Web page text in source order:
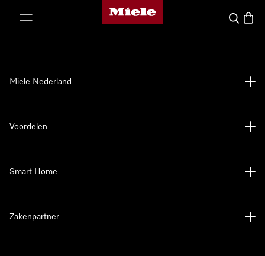
Homepage van Miele
Wat zoek
Miele Nederland
Voordelen
Smart Home
Zakenpartner